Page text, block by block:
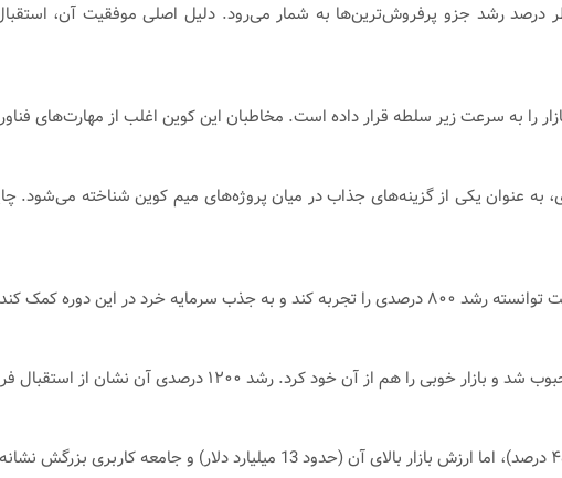
نزدیک به ۲۹۹۷ درصد در طول ۹۰ روز اخیر، از نظر درصد رشد جزو پرفروش‌ترین‌ها به شمار می‌رود. دلیل اصلی
با رشد ۱۱۴۶ درصدی و ارزش بازار حدود ۵۰ میلیون دلاری، به عنوان یکی از گزینه‌های جذاب در میان پروژه‌های
در این دوره کمک کند.
رشد ۱۲۰۰ درصدی آن نشان از استقبال فراوان سرمایه‌گذاران دارد.